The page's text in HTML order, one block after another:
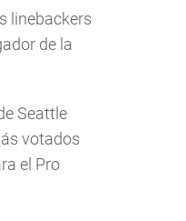
linebackers
de la
Seattle
votados
el Pro